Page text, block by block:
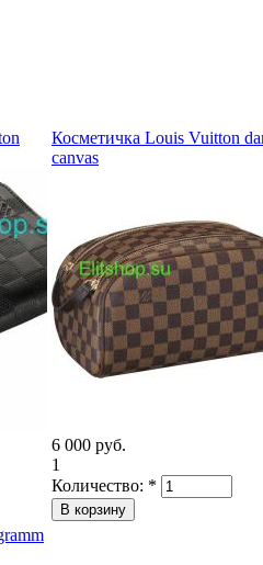
Косметичка Louis Vuitton
canvas
6 000 руб.
1
Количество: *